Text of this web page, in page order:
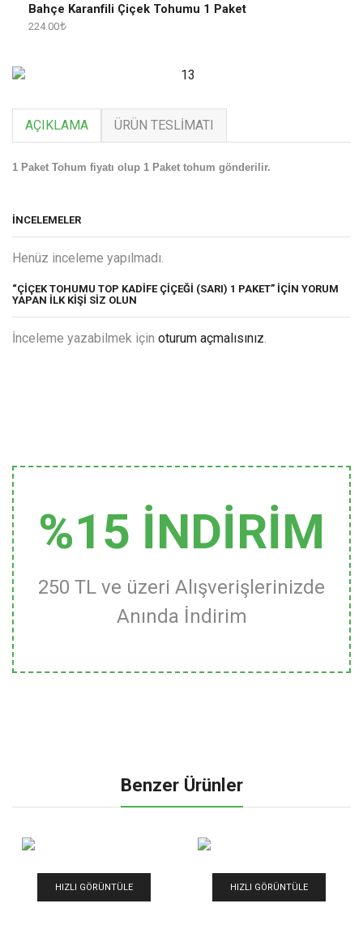
Bahçe Karanfili Çiçek Tohumu 1 Paket
224.00
AÇIKLAMA ÜRÜN TESLIMATI
1 Paket Tohum fiyatı olup 1 Paket tohum gönderilir.
İNCELEMELER
Henüz inceleme yapılmadı.
“ÇIÇEK TOHUMU TOP KADIFE ÇIÇEĞI (SARI) 1 PAKET” IÇIN YORUM
YAPAN ILK KIŞI SIZ OLUN
İnceleme yazabilmek için oturum açmalısınız.
%15 İNDİRİM
250 TL ve üzeri Alışverişlerinizde
Anında İndirim
Benzer Ürünler
HIZLI GÖRÜNTÜLE HIZLI GÖRÜNTÜLE